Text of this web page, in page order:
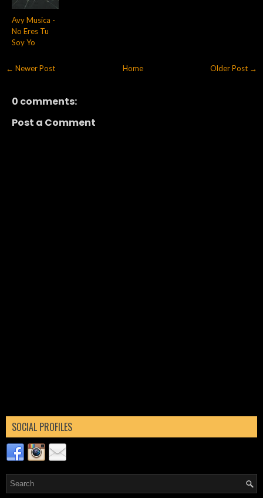
Avy Musica -
No Eres Tu
Soy Yo
← Newer Post Older Post →
Home
0 comments:
Post a Comment
SOCIAL PROFILES